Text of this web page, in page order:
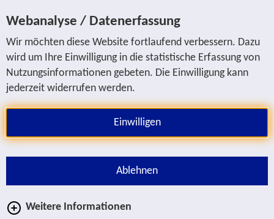
Webanalyse / Datenerfassung
Wir möchten diese Website fortlaufend verbessern. Dazu
wird um Ihre Einwilligung in die statistische Erfassung von
Nutzungsinformationen gebeten. Die Einwilligung kann
jederzeit widerrufen werden.
Einwilligen
Ablehnen
Weitere Informationen